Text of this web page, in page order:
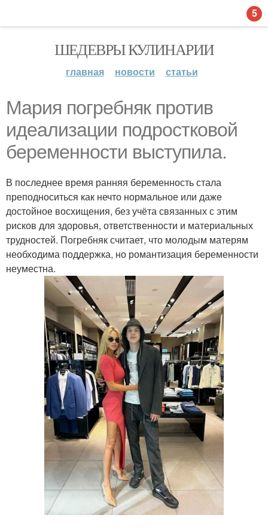
ШЕДЕВРЫ КУЛИНАРИИ
главная новости статьи
Мария погребняк против
идеализации подростковой
беременности выступила.
В последнее время ранняя беременность стала
преподноситься как нечто нормальное или даже
достойное восхищения, без учёта связанных с этим
рисков для здоровья, ответственности и материальных
трудностей. Погребняк считает, что молодым матерям
необходима поддержка, но романтизация беременности
неуместна.
5